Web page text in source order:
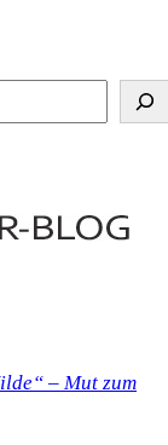
– Mut zum